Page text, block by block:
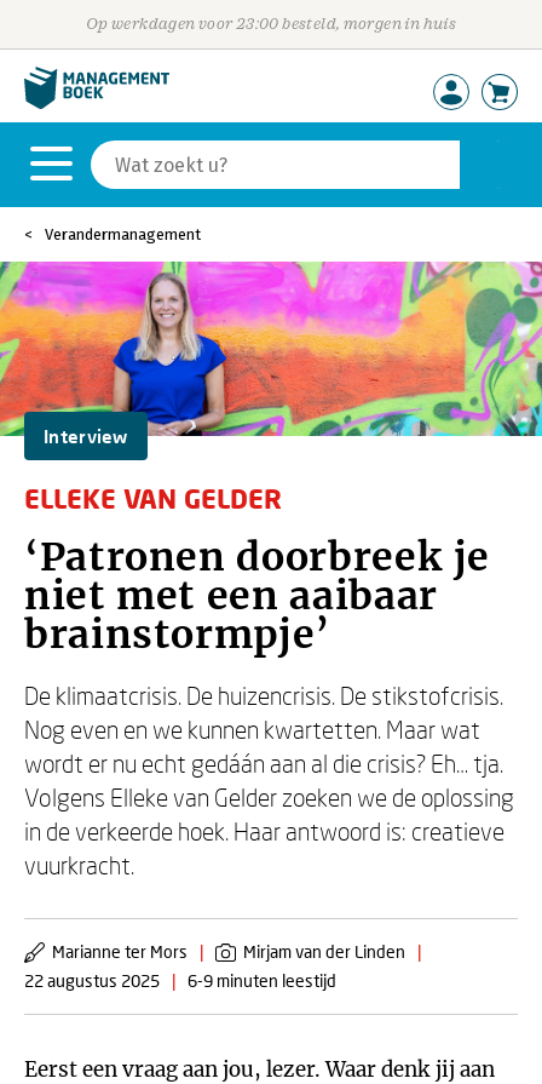
Op werkdagen voor 23:00 besteld, morgen in huis
Verandermanagement
Interview
ELLEKE VAN GELDER
‘Patronen doorbreek je
niet met een aaibaar
brainstormpje’
De klimaatcrisis. De huizencrisis. De stikstofcrisis.
Nog even en we kunnen kwartetten. Maar wat
wordt er nu echt gedáán aan al die crisis? Eh… tja.
Volgens Elleke van Gelder zoeken we de oplossing
in de verkeerde hoek. Haar antwoord is: creatieve
vuurkracht.
Marianne ter Mors | Mirjam van der Linden
|
22 augustus 2025
| 6-9 minuten leestijd
Eerst een vraag aan jou, lezer. Waar denk jij aan